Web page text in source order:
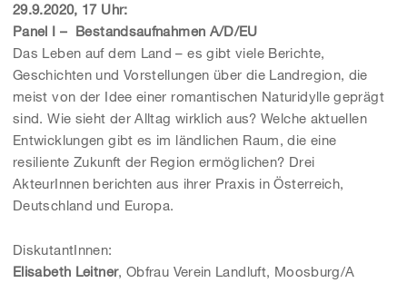
29.9.2020, 17 Uhr:
Panel I – Bestandsaufnahmen A/D/EU
Das Leben auf dem Land – es gibt viele Berichte,
Geschichten und Vorstellungen über die Landregion, die
meist von der Idee einer romantischen Naturidylle geprägt
sind. Wie sieht der Alltag wirklich aus? Welche aktuellen
Entwicklungen gibt es im ländlichen Raum, die eine
resiliente Zukunft der Region ermöglichen? Drei
AkteurInnen berichten aus ihrer Praxis in Österreich,
Deutschland und Europa.
DiskutantInnen:
Elisabeth Leitner, Obfrau Verein Landluft, Moosburg/A